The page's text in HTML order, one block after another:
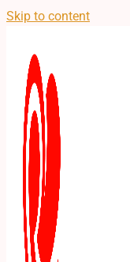
Skip to content